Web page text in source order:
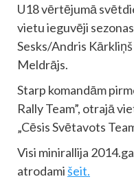
U18 vērtējumā
vietu ieguvēji
Sesks/Andris
Meldrājs.
Starp komandām
Rally Team”, otrajā
„Cēsis Svētavots
Visi minirallija
atrodamišeit.